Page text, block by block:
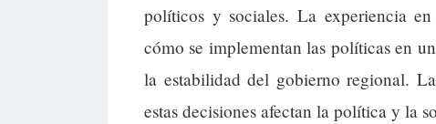
políticos y sociales. La experiencia
cómo se implementan las políticas en
la estabilidad del gobierno regional.
estas decisiones afectan la política y la